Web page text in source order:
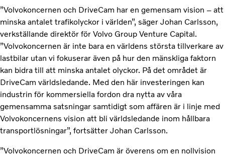
”Volvokoncernen och DriveCam har en gemensam vision – att
minska antalet trafikolyckor i världen”, säger Johan Carlsson,
verkställande direktör för Volvo Group Venture Capital.
”Volvokoncernen är inte bara en världens största tillverkare av
lastbilar utan vi fokuserar även på hur den mänskliga faktorn
kan bidra till att minska antalet olyckor. På det området är
DriveCam världsledande. Med den här investeringen kan
industrin för kommersiella fordon dra nytta av våra
gemensamma satsningar samtidigt som affären är i linje med
Volvokoncernens vision att bli världsledande inom hållbara
transportlösningar”, fortsätter Johan Carlsson.
”Volvokoncernen och DriveCam är överens om en nollvision